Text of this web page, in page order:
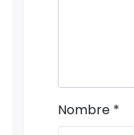
Nombre *